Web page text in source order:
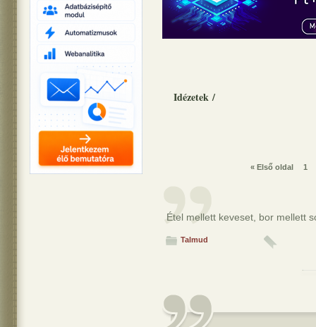
Idézetek /
« Első oldal 1
Étel mellett keveset, bor mellett
Talmud